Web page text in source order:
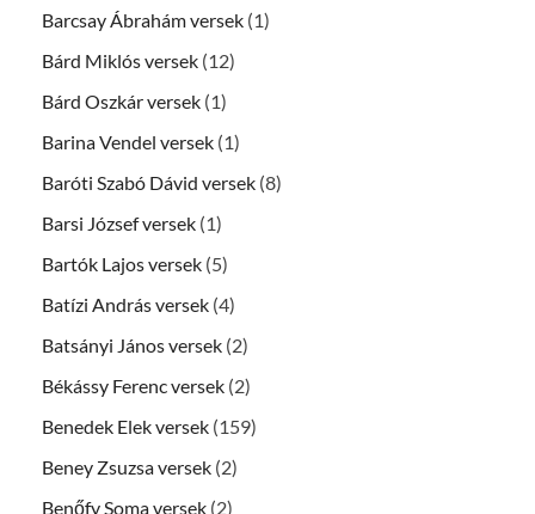
Barcsay Ábrahám versek (1)
Bárd Miklós versek (12)
Bárd Oszkár versek (1)
Barina Vendel versek (1)
Baróti Szabó Dávid versek (8)
Barsi József versek (1)
Bartók Lajos versek (5)
Batízi András versek (4)
Batsányi János versek (2)
Békássy Ferenc versek (2)
Benedek Elek versek (159)
Beney Zsuzsa versek (2)
Benőfy Soma versek (2)